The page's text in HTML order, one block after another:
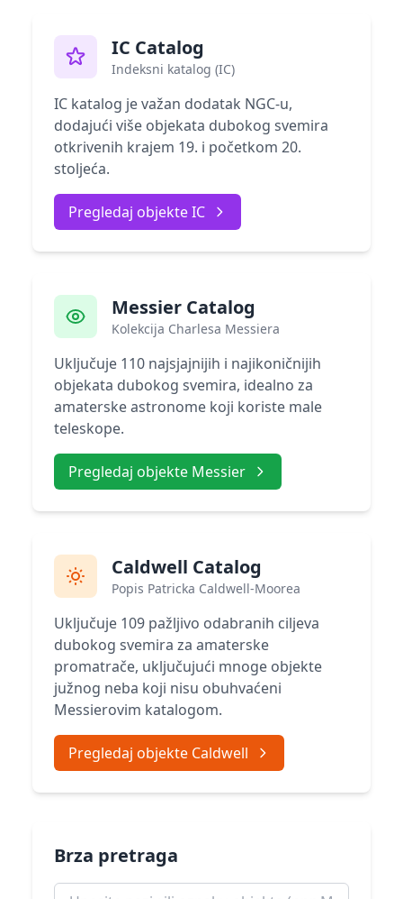
IC Catalog
Indeksni katalog (IC)
IC katalog je važan dodatak NGC-u,
dodajući više objekata dubokog svemira
otkrivenih krajem 19. i početkom 20.
stoljeća.
Pregledaj objekte IC
Messier Catalog
Kolekcija Charlesa Messiera
Uključuje 110 najsjajnijih i najikoničnijih
objekata dubokog svemira, idealno za
amaterske astronome koji koriste male
teleskope.
Pregledaj objekte Messier
Caldwell Catalog
Popis Patricka Caldwell-Moorea
Uključuje 109 pažljivo odabranih ciljeva
dubokog svemira za amaterske
promatrače, uključujući mnoge objekte
južnog neba koji nisu obuhvaćeni
Messierovim katalogom.
Pregledaj objekte Caldwell
Brza pretraga